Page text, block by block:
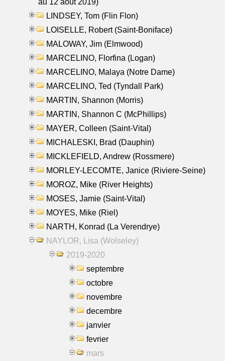
LINDSEY, Tom (Flin Flon)
LOISELLE, Robert (Saint-Boniface)
MALOWAY, Jim (Elmwood)
MARCELINO, Florfina (Logan)
MARCELINO, Malaya (Notre Dame)
MARCELINO, Ted (Tyndall Park)
MARTIN, Shannon (Morris)
MARTIN, Shannon C (McPhillips)
MAYER, Colleen (Saint-Vital)
MICHALESKI, Brad (Dauphin)
MICKLEFIELD, Andrew (Rossmere)
MORLEY-LECOMTE, Janice (Riviere-Seine)
MOROZ, Mike (River Heights)
MOSES, Jamie (Saint-Vital)
MOYES, Mike (Riel)
NARTH, Konrad (La Verendrye)
NAYLOR, Lisa (Wolseley)
2019-2020
septembre
octobre
novembre
decembre
janvier
fevrier
mars